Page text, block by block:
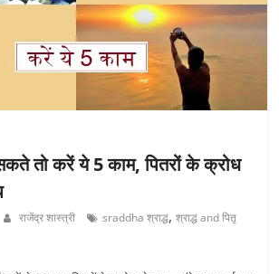
तो करें ये 5 काम, पितरों के क्रोध
राजेंद्र शास्त्री sraddha श्राद्ध,श्राद्ध and पितृ